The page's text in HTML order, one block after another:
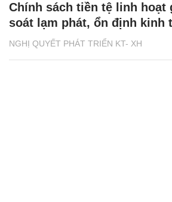
NGHỊ QUYẾT PHÁT TRIỂN KT- XH
Chính sách tiền tệ linh hoạt
soát lạm phát, ổn định kinh